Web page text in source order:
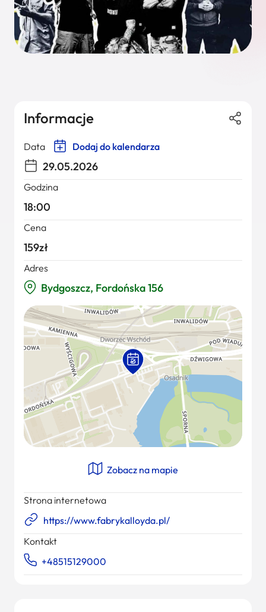
Informacje
Data Dodaj do kalendarza
29.05.2026
Godzina
18:00
Cena
159zł
Adres
Bydgoszcz, Fordońska 156
Zobacz na mapie
Strona internetowa
https://www.fabrykalloyda.pl/
Kontakt
+48515129000